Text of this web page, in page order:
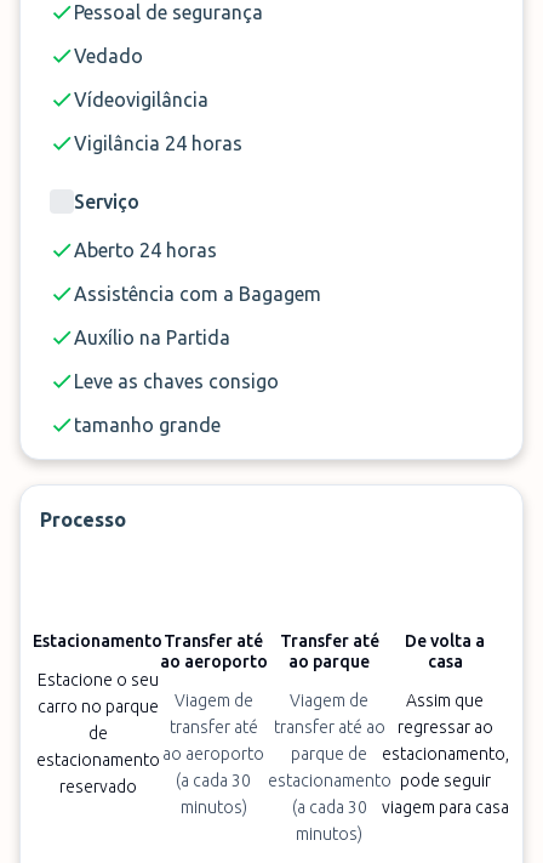
Pessoal de segurança
Vedado
Vídeovigilância
Vigilância 24 horas
Serviço
Aberto 24 horas
Assistência com a Bagagem
Auxílio na Partida
Leve as chaves consigo
tamanho grande
Processo
Estacionamento
Estacione o seu
carro no parque
de
estacionamento
reservado
Transfer até
ao aeroporto
Viagem de
transfer até
ao aeroporto
(a cada 30
minutos)
Transfer até
ao parque
Viagem de
transfer até ao
parque de
estacionamento
(a cada 30
minutos)
De volta a
casa
Assim que
regressar ao
estacionamento,
pode seguir
viagem para casa